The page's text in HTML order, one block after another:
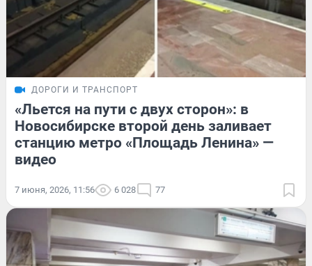
ДОРОГИ И ТРАНСПОРТ
«Льется на пути с двух сторон»: в
Новосибирске второй день заливает
станцию метро «Площадь Ленина» —
видео
7 июня, 2026, 11:56 6 028 77